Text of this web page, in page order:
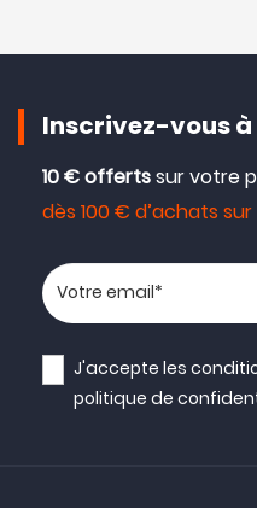
Inscrivez-vous
10 € offertssur votre
dès 100 € d’achats
Votre adresse email
J'accepte les
politique de